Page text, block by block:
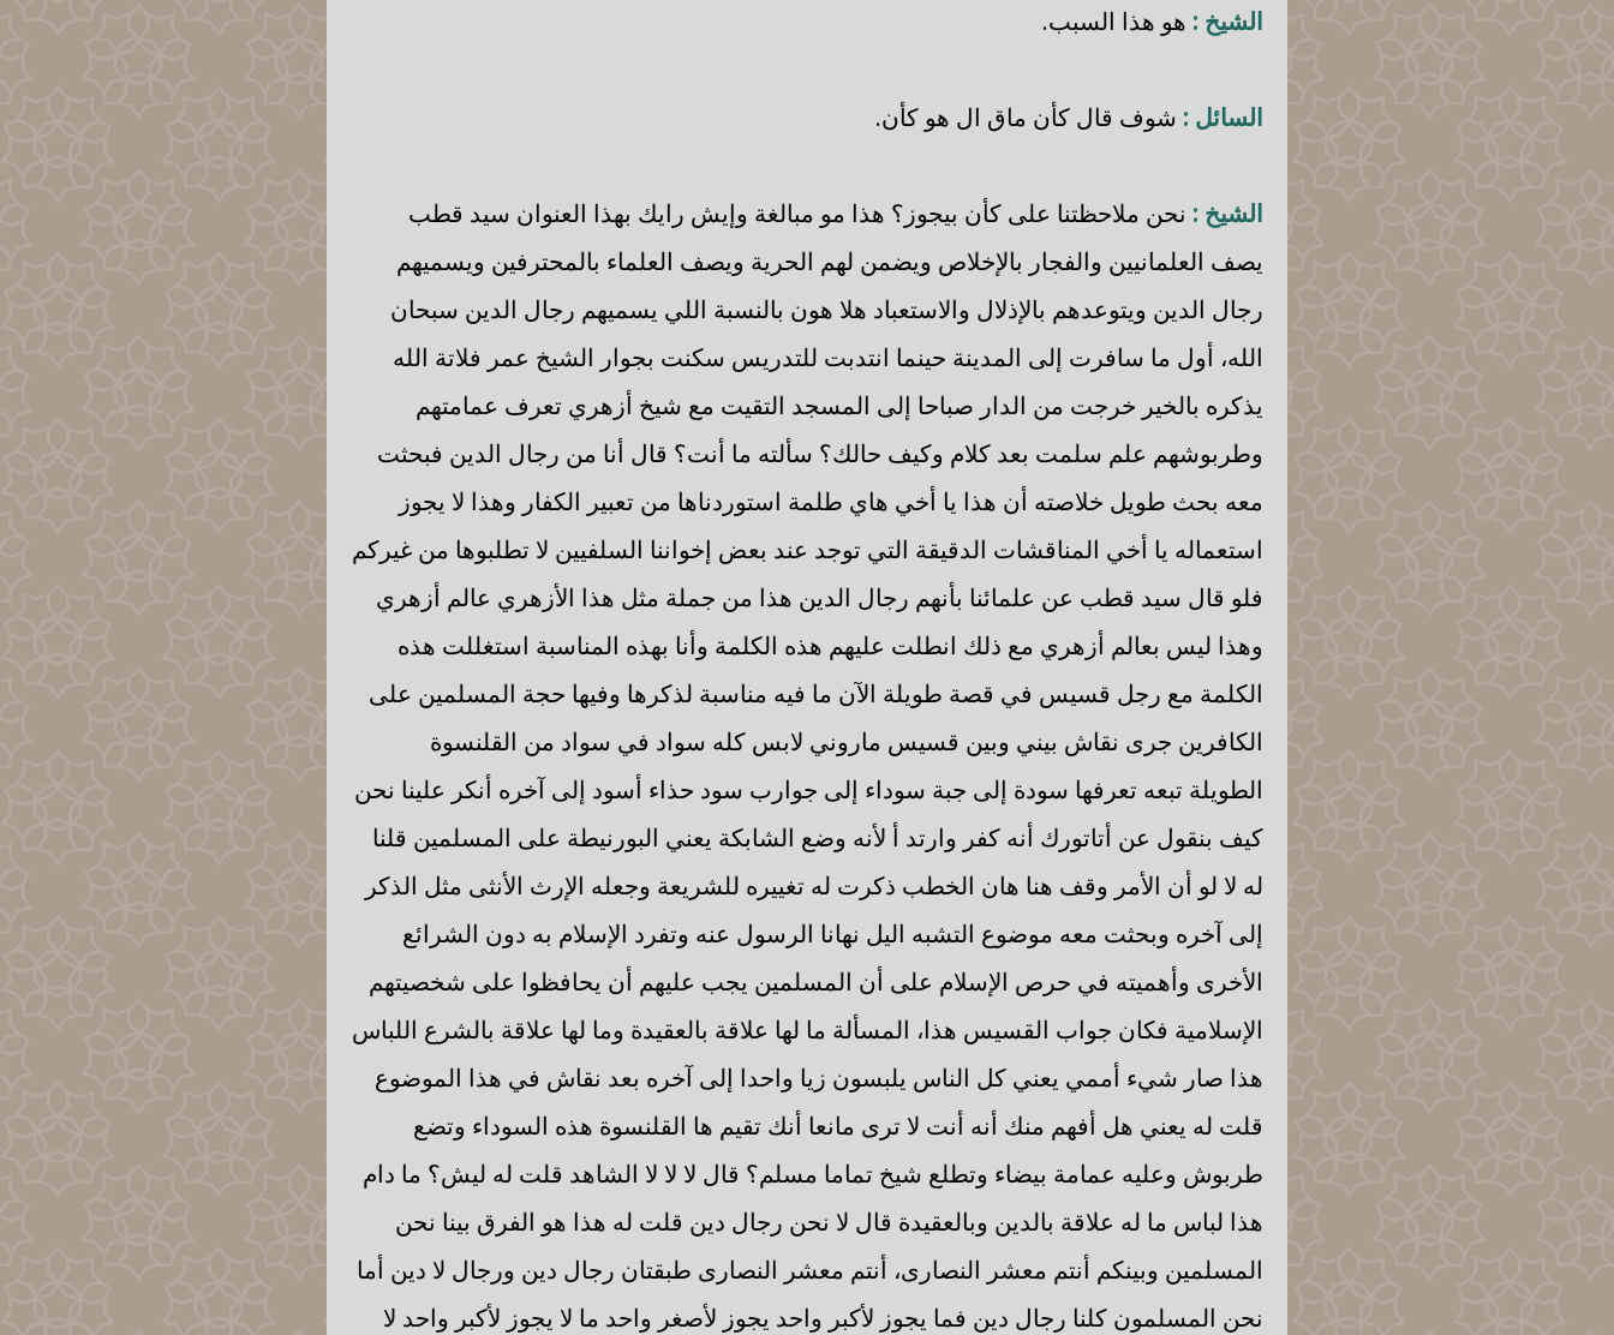
الشيخ : هو هذا السبب.
السائل : شوف قال كأن ماق ال هو كأن.
الشيخ : نحن ملاحظتنا على كأن بيجوز؟ هذا مو مبالغة وإيش رايك بهذا العنوان سيد قطب
يصف العلمانيين والفجار بالإخلاص ويضمن لهم الحرية ويصف العلماء بالمحترفين ويسميهم
رجال الدين ويتوعدهم بالإذلال والاستعباد هلا هون بالنسبة اللي يسميهم رجال الدين سبحان
الله، أول ما سافرت إلى المدينة حينما انتدبت للتدريس سكنت بجوار الشيخ عمر فلاتة الله
يذكره بالخير خرجت من الدار صباحا إلى المسجد التقيت مع شيخ أزهري تعرف عمامتهم
وطربوشهم علم سلمت بعد كلام وكيف حالك؟ سألته ما أنت؟ قال أنا من رجال الدين فبحثت
معه بحث طويل خلاصته أن هذا يا أخي هاي طلمة استوردناها من تعبير الكفار وهذا لا يجوز
استعماله يا أخي المناقشات الدقيقة التي توجد عند بعض إخواننا السلفيين لا تطلبوها من غيركم
فلو قال سيد قطب عن علمائنا بأنهم رجال الدين هذا من جملة مثل هذا الأزهري عالم أزهري
وهذا ليس بعالم أزهري مع ذلك انطلت عليهم هذه الكلمة وأنا بهذه المناسبة استغللت هذه
الكلمة مع رجل قسيس في قصة طويلة الآن ما فيه مناسبة لذكرها وفيها حجة المسلمين على
الكافرين جرى نقاش بيني وبين قسيس ماروني لابس كله سواد في سواد من القلنسوة
الطويلة تبعه تعرفها سودة إلى جبة سوداء إلى جوارب سود حذاء أسود إلى آخره أنكر علينا نحن
كيف بنقول عن أتاتورك أنه كفر وارتد أ لأنه وضع الشابكة يعني البورنيطة على المسلمين قلنا
له لا لو أن الأمر وقف هنا هان الخطب ذكرت له تغييره للشريعة وجعله الإرث الأنثى مثل الذكر
إلى آخره وبحثت معه موضوع التشبه اليل نهانا الرسول عنه وتفرد الإسلام به دون الشرائع
الأخرى وأهميته في حرص الإسلام على أن المسلمين يجب عليهم أن يحافظوا على شخصيتهم
الإسلامية فكان جواب القسيس هذا، المسألة ما لها علاقة بالعقيدة وما لها علاقة بالشرع اللباس
هذا صار شيء أممي يعني كل الناس يلبسون زيا واحدا إلى آخره بعد نقاش في هذا الموضوع
قلت له يعني هل أفهم منك أنه أنت لا ترى مانعا أنك تقيم ها القلنسوة هذه السوداء وتضع
طربوش وعليه عمامة بيضاء وتطلع شيخ تماما مسلم؟ قال لا لا لا الشاهد قلت له ليش؟ ما دام
هذا لباس ما له علاقة بالدين وبالعقيدة قال لا نحن رجال دين قلت له هذا هو الفرق بينا نحن
المسلمين وبينكم أنتم معشر النصارى، أنتم معشر النصارى طبقتان رجال دين ورجال لا دين أما
نحن المسلمون كلنا رجال دين فما يجوز لأكبر واحد يجوز لأصغر واحد ما لا يجوز لأكبر واحد لا